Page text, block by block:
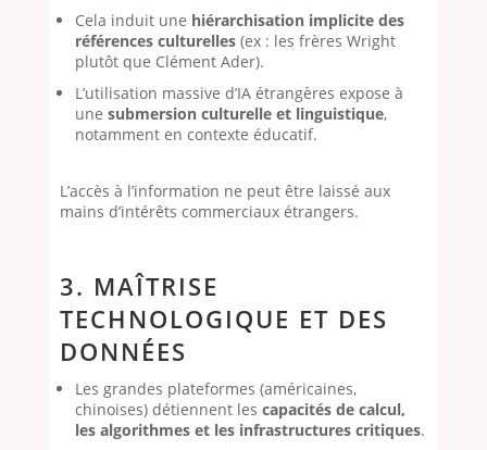
Cela induit une hiérarchisation implicite des
références culturelles(ex : les frères Wright
plutôt que Clément Ader).
L’utilisation massive d’IA étrangères expose à
une submersion culturelle et linguistique,
notamment en contexte éducatif.
L’accès à l’information ne peut être laissé aux
mains d’intérêts commerciaux étrangers.
3. MAÎTRISE
TECHNOLOGIQUE ET DES
DONNÉES
Les grandes plateformes (américaines,
chinoises) détiennent les capacités de calcul,
les algorithmes et les infrastructures critiques.